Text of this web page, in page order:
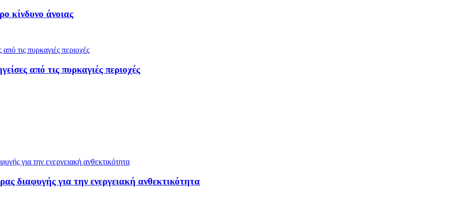
κίνδυνο άνοιας
από τις πυρκαγιές περιοχές
διαφυγής για την ενεργειακή ανθεκτικότητα